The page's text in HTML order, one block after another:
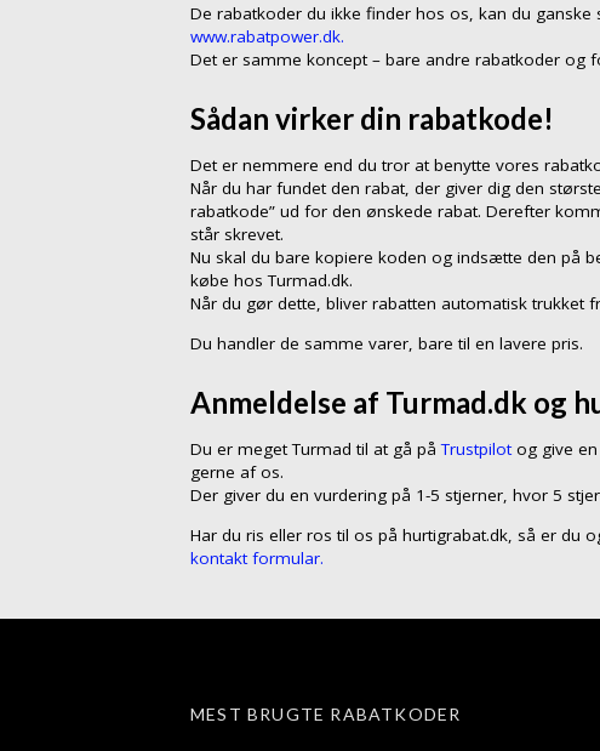
De rabatkoder du ikke finder hos os, kan du
www.rabatpower.dk.
Det er samme koncept – bare andre rabatkoder og
Sådan virker din rabatkode!
Det er nemmere end du tror at benytte vores
Når du har fundet den rabat, der giver dig den
rabatkode” ud for den ønskede rabat. Derefter
står skrevet.
Nu skal du bare kopiere koden og indsætte den på
købe hos Turmad.dk.
Når du gør dette, bliver rabatten automatisk trukket
Du handler de samme varer, bare til en lavere pris.
Anmeldelse af Turmad.dk og
Du er meget Turmad til at gå påTrustpilotog give en
gerne af os.
Der giver du en vurdering på 1-5 stjerner, hvor 5
Har du ris eller ros til os på hurtigrabat.dk, så er du
kontakt formular.
MEST BRUGTE RABATKODER